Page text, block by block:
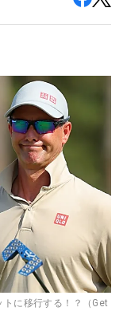
に移行する！？（Get